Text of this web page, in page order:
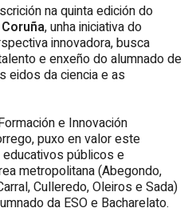
na quinta edición do
, unha iniciativa do
innovadora, busca
e enxeño do alumnado de
eidos da ciencia e as
e Innovación
puxo en valor este
públicos e
metropolitana (Abegondo,
Culleredo, Oleiros e Sada)
da ESO e Bacharelato.